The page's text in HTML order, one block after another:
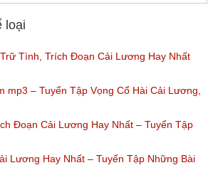
loại
Tình, Trích Đoạn Cải Lương Hay Nhất
Tiếng Đặc Sắc Nhất
mp3 – Tuyển Tập Vọng Cổ Hài Cải Lương,
Của Thanh Nam
Đoạn Cải Lương Hay Nhất – Tuyển Tập
Của Tấn Tài
Lương Hay Nhất – Tuyển Tập Những Bài